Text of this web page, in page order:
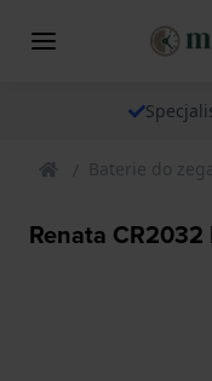
Baterie do
Renata CR2032